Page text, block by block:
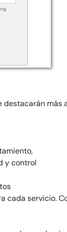
más
y control
cada servicio.